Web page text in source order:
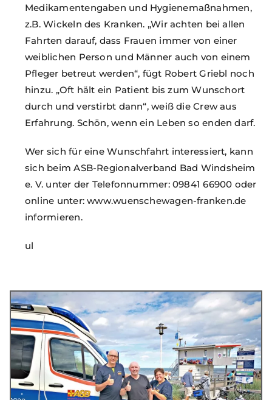
Medikamentengaben und Hygienemaßnahmen,
z.B. Wickeln des Kranken. „Wir achten bei allen
Fahrten darauf, dass Frauen immer von einer
weiblichen Person und Männer auch von einem
Pfleger betreut werden“, fügt Robert Griebl noch
hinzu. „Oft hält ein Patient bis zum Wunschort
durch und verstirbt dann“, weiß die Crew aus
Erfahrung. Schön, wenn ein Leben so enden darf.
Wer sich für eine Wunschfahrt interessiert, kann
sich beim ASB-Regionalverband Bad Windsheim
e. V. unter der Telefonnummer: 09841 66900 oder
online unter: www.wuenschewagen-franken.de
informieren.
ul